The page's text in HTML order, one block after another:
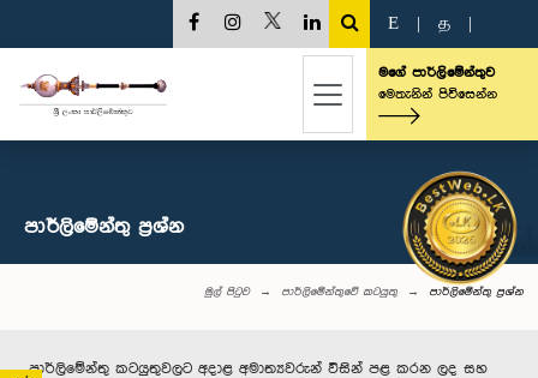
E த
මගේ පාර්ලිමේන්තුව
මෙතැනින් පිවිසෙන්න
පාර්ලි‌මේන්තු‌ ප්‍රශ්න
මුල් පිටුව පාර්ලිමේන්තුවේ කටයුතු පාර්ලි‌මේන්තු‌ ප්‍රශ්න
පාර්ලිමේන්තු කටයුතුවලට අදාළ අමාත්‍යවරුන් විසින් පළ කරන ලද සහ